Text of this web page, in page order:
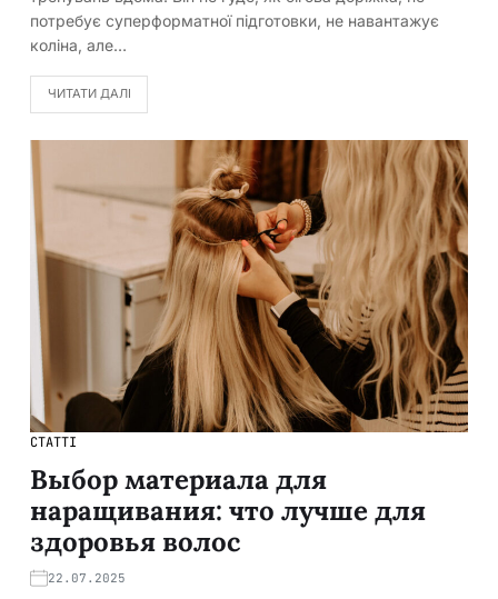
потребує суперформатної підготовки, не навантажує
коліна, але…
ЧИТАТИ ДАЛІ
СТАТТІ
Выбор материала для
наращивания: что лучше для
здоровья волос
22.07.2025